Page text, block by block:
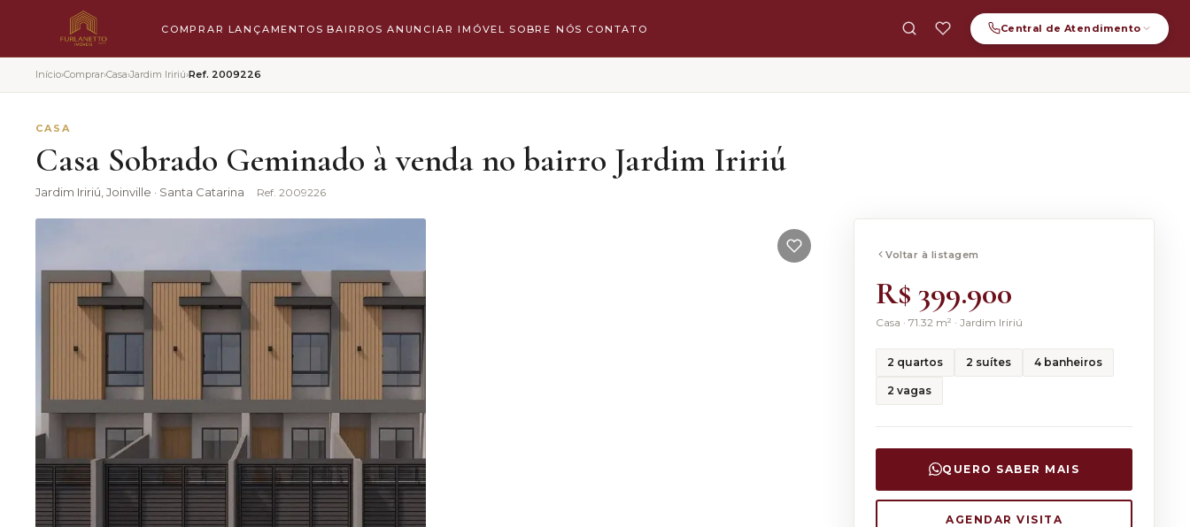
COMPRAR LANÇAMENTOS BAIRROS ANUNCIAR IMÓVEL SOBRE NÓS CONTATO Central deAtendimento
contato.furlanettoimoveis@gmail.com
Início›Comprar›Casa›Jardim Iririú›Ref. 2009226
CASA
Casa Sobrado Geminado à venda no bairro Jardim Iririú
Jardim Iririú , Joinville · Santa Catarina Ref. 2009226
Voltar à listagem
R$ 399.900
Casa · 71.32 m² · Jardim Iririú
2 quartos 2 suítes 4 banheiros
2 vagas
QUERO SABER MAIS
AGENDAR VISITA